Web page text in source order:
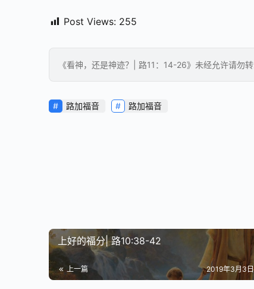
Post Views: 255
《看神，还是神迹？| 路11：14-26》未经允许请勿
路加福音 路加福音
上好的福分| 路10:38-42
上一篇 2019年3月3